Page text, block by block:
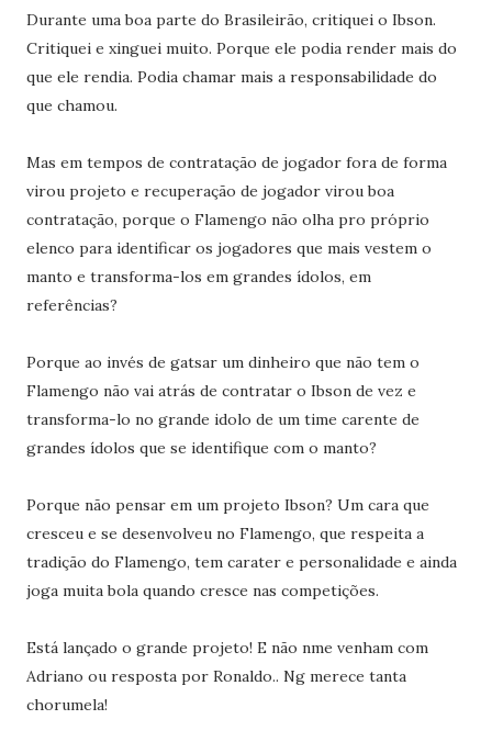
Durante uma boa parte do Brasileirão, critiquei o Ibson.
Critiquei e xinguei muito. Porque ele podia render mais do
que ele rendia. Podia chamar mais a responsabilidade do
que chamou.
Mas em tempos de contratação de jogador fora de forma
virou projeto e recuperação de jogador virou boa
contratação, porque o Flamengo não olha pro próprio
elenco para identificar os jogadores que mais vestem o
manto e transforma-los em grandes ídolos, em
referências?
Porque ao invés de gatsar um dinheiro que não tem o
Flamengo não vai atrás de contratar o Ibson de vez e
transforma-lo no grande idolo de um time carente de
grandes ídolos que se identifique com o manto?
Porque não pensar em um projeto Ibson? Um cara que
cresceu e se desenvolveu no Flamengo, que respeita a
tradição do Flamengo, tem carater e personalidade e ainda
joga muita bola quando cresce nas competições.
Está lançado o grande projeto! E não nme venham com
Adriano ou resposta por Ronaldo.. Ng merece tanta
chorumela!